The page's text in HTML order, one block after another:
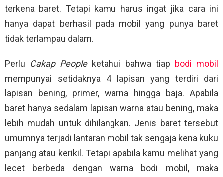
terkena baret. Tetapi kamu harus ingat jika cara ini
hanya dapat berhasil pada mobil yang punya baret
tidak terlampau dalam.
Perlu Cakap Peopleketahui bahwa tiap bodi mobil
mempunyai setidaknya 4 lapisan yang terdiri dari
lapisan bening, primer, warna hingga baja. Apabila
baret hanya sedalam lapisan warna atau bening, maka
lebih mudah untuk dihilangkan. Jenis baret tersebut
umumnya terjadi lantaran mobil tak sengaja kena kuku
panjang atau kerikil. Tetapi apabila kamu melihat yang
lecet berbeda dengan warna bodi mobil, maka